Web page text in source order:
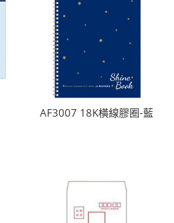
AF3007 18K橫線膠圈-藍